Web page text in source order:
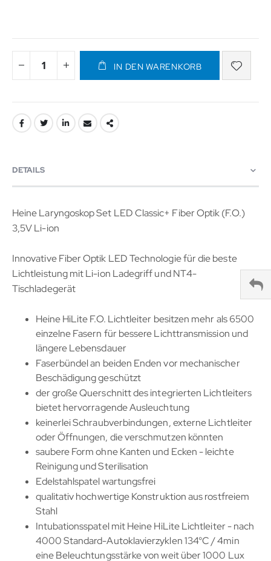
IN DEN WARENKORB
DETAILS
Heine Laryngoskop Set LED Classic+ Fiber Optik (F.O.)
3,5V Li-ion
Innovative Fiber Optik LED Technologie für die beste
Lichtleistung mit Li-ion Ladegriff und NT4-
Tischladegerät
Heine HiLite F.O. Lichtleiter besitzen mehr als 6500
einzelne Fasern für bessere Lichttransmission und
längere Lebensdauer
Faserbündel an beiden Enden vor mechanischer
Beschädigung geschützt
der große Querschnitt des integrierten Lichtleiters
bietet hervorragende Ausleuchtung
keinerlei Schraubverbindungen, externe Lichtleiter
oder Öffnungen, die verschmutzen könnten
saubere Form ohne Kanten und Ecken - leichte
Reinigung und Sterilisation
Edelstahlspatel wartungsfrei
qualitativ hochwertige Konstruktion aus rostfreiem
Stahl
Intubationsspatel mit Heine HiLite Lichtleiter - nach
4000 Standard-Autoklavierzyklen 134°C / 4min
eine Beleuchtungsstärke von weit über 1000 Lux